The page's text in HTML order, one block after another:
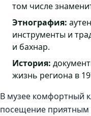
том числе
Этнография:
инструменты и
и бахнар.
История:
жизнь региона в
В музее комфортный
посещение приятным